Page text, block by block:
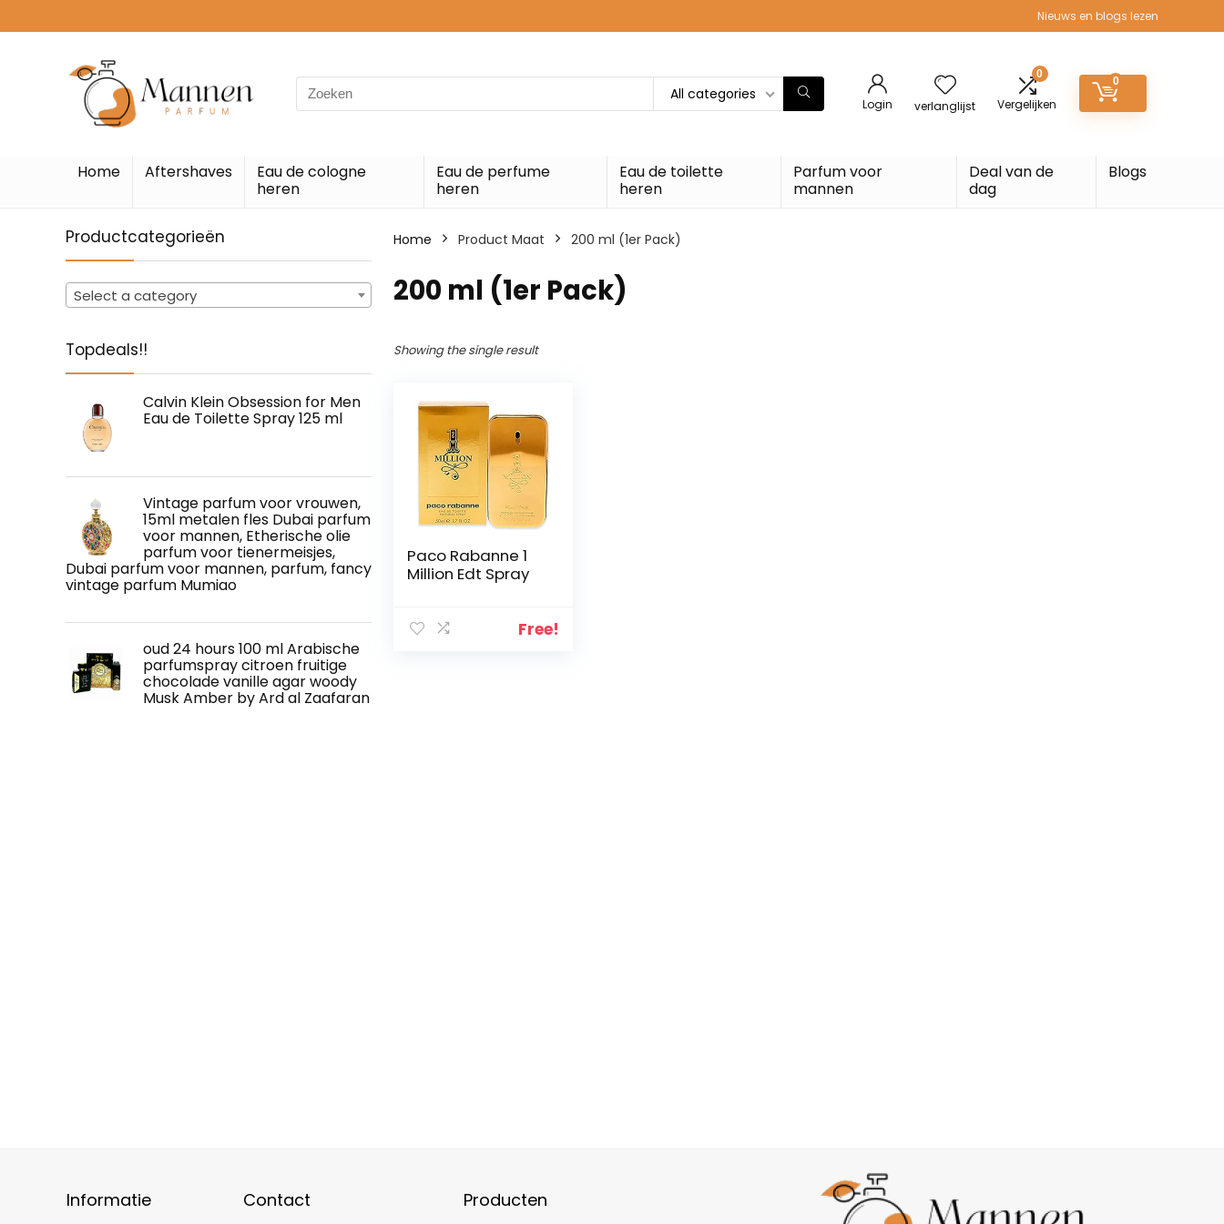
Nieuws en blogs lezen
Search
for:
All categories
Login verlanglijst
0
Vergelijken
0
Home Aftershaves
Eau de cologne
heren
Eau de perfume
heren
Eau de toilette
heren
Parfum voor
mannen
Deal van de
dag
Blogs
Productcategorieën
Select a category
Topdeals!!
Calvin Klein Obsession for Men
Eau de Toilette Spray 125 ml
Vintage parfum voor vrouwen,
15ml metalen fles Dubai parfum
voor mannen, Etherische olie
parfum voor tienermeisjes,
Dubai parfum voor mannen, parfum, fancy
vintage parfum Mumiao
oud 24 hours 100 ml Arabische
parfumspray citroen fruitige
chocolade vanille agar woody
Musk Amber by Ard al Zaafaran
Home Product Maat 200 ml (1er Pack)
200 ml (1er Pack)
Showing the single result
Paco Rabanne 1
Million Edt Spray
Free!
Informatie Contact Producten